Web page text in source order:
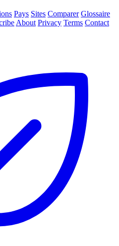
Pays Sites Comparer Glossaire
About Privacy Terms Contact